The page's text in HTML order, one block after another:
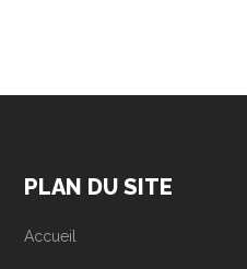
PLAN DU SITE
Accueil